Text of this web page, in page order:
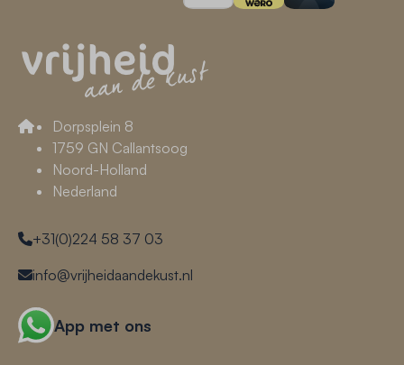
Dorpsplein 8
1759 GN Callantsoog
Noord-Holland
Nederland
+31(0)224 58 37 03
info@vrijheidaandekust.nl
App met ons